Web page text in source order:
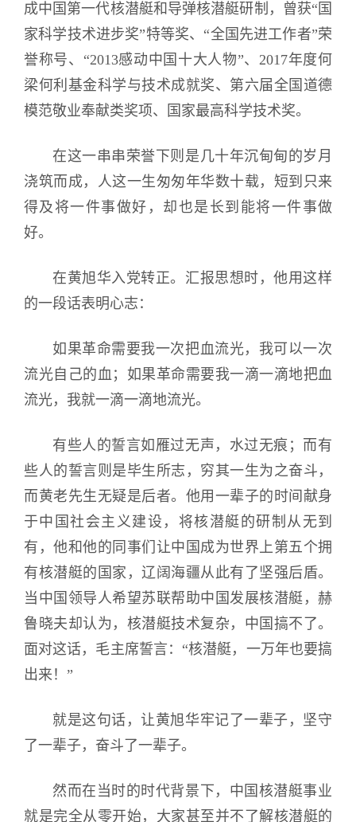
成中国第一代核潜艇和导弹核潜艇研制，曾获“国
家科学技术进步奖”特等奖、“全国先进工作者”荣
誉称号、“2013感动中国十大人物”、2017年度何
梁何利基金科学与技术成就奖、第六届全国道德
模范敬业奉献类奖项、国家最高科学技术奖。
在这一串串荣誉下则是几十年沉甸甸的岁月
浇筑而成，人这一生匆匆年华数十载，短到只来
得及将一件事做好，却也是长到能将一件事做
好。
在黄旭华入党转正。汇报思想时，他用这样
的一段话表明心志：
如果革命需要我一次把血流光，我可以一次
流光自己的血；如果革命需要我一滴一滴地把血
流光，我就一滴一滴地流光。
有些人的誓言如雁过无声，水过无痕；而有
些人的誓言则是毕生所志，穷其一生为之奋斗，
而黄老先生无疑是后者。他用一辈子的时间献身
于中国社会主义建设，将核潜艇的研制从无到
有，他和他的同事们让中国成为世界上第五个拥
有核潜艇的国家，辽阔海疆从此有了坚强后盾。
当中国领导人希望苏联帮助中国发展核潜艇，赫
鲁晓夫却认为，核潜艇技术复杂，中国搞不了。
面对这话，毛主席誓言：“核潜艇，一万年也要搞
出来！”
就是这句话，让黄旭华牢记了一辈子，坚守
了一辈子，奋斗了一辈子。
然而在当时的时代背景下，中国核潜艇事业
就是完全从零开始，大家甚至并不了解核潜艇的